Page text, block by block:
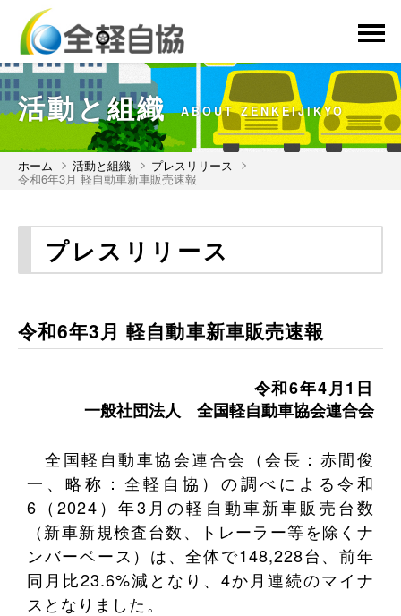
活動と組織 ABOUT ZENKEIJIKYO
ホーム 活動と組織 プレスリリース
令和6年3月 軽自動車新車販売速報
プレスリリース
令和6年3月 軽自動車新車販売速報
令和6年4月1日
一般社団法人 全国軽自動車協会連合会
全国軽自動車協会連合会（会長：赤間俊
一、略称：全軽自協）の調べによる令和
6（2024）年3月の軽自動車新車販売台数
（新車新規検査台数、トレーラー等を除くナ
ンバーベース）は、全体で148,228台、前年
同月比23.6%減となり、4か月連続のマイナ
スとなりました。